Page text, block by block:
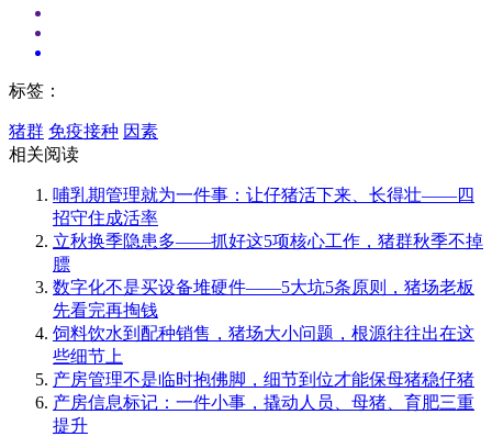
标签：
猪群 免疫接种 因素
相关阅读
哺乳期管理就为一件事：让仔猪活下来、长得壮——四
招守住成活率
立秋换季隐患多——抓好这5项核心工作，猪群秋季不掉
膘
数字化不是买设备堆硬件——5大坑5条原则，猪场老板
先看完再掏钱
饲料饮水到配种销售，猪场大小问题，根源往往出在这
些细节上
产房管理不是临时抱佛脚，细节到位才能保母猪稳仔猪
产房信息标记：一件小事，撬动人员、母猪、育肥三重
提升